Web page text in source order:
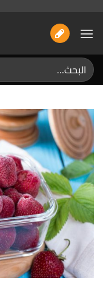
البحث
عن: